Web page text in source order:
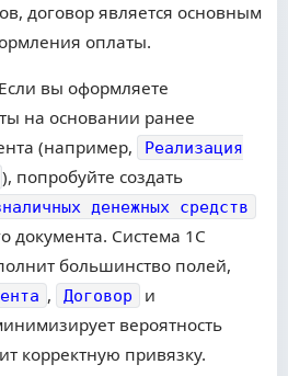
договор является основным
оплаты.
Если вы оформляете
на основании ранее
(например,
Реализация
), попробуйте создать
денежных средств
документа. Система 1С
большинство полей,
, Договор и
вероятность
корректную привязку.